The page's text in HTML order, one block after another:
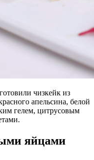
чизкейк из
апельсина, белой
гелем, цитрусовым
яйцами